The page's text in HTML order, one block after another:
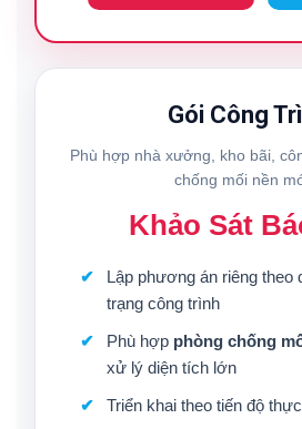
Gói Công
Phù hợp nhà xưởng, kho bãi,
chống mối nền
Khảo Sát
Lập phương án riêng theo
trạng công trình
Phù hợp phòng chống
xử lý diện tích lớn
Triển khai theo tiến độ